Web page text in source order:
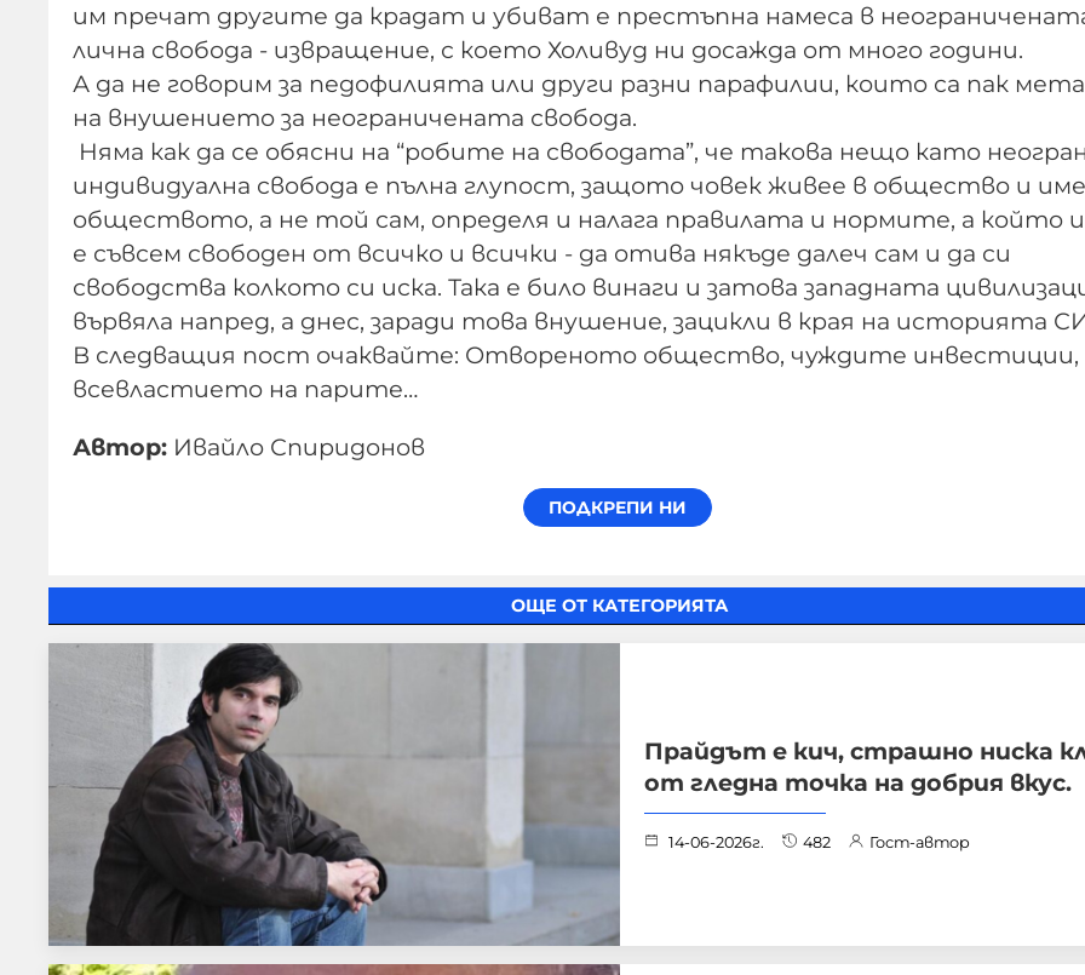
им пречат другите да крадат и убиват е престъпна намеса в
лична свобода - извращение, с което Холивуд ни досажда от много години.
А да не говорим за педофилията или други разни парафилии, които са пак
на внушението за неограничената свобода.
Няма как да се обясни на “робите на свободата”, че такова нещо като
индивидуална свобода е пълна глупост, защото човек живее в общество и
обществото, а не той сам, определя и налага правилата и нормите, а който
е съвсем свободен от всичко и всички - да отива някъде далеч сам и да си
свободства колкото си иска. Така е било винаги и затова западната
вървяла напред, а днес, заради това внушение, зацикли в края на историята
В следващия пост очаквайте: Отвореното общество, чуждите инвестиции,
всевластието на парите…
Автор: Ивайло Спиридонов
ОЩЕ ОТ КАТЕГОРИЯТА
Прайдът е кич, страшно ниска
от гледна точка на добрия вкус.
14-06-2026г. 482 Гост-автор